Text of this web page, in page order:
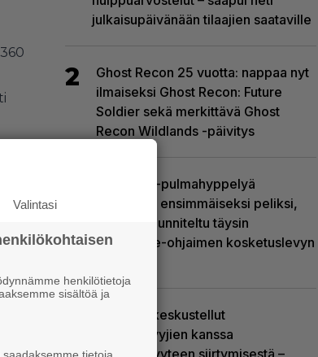
julkaisupäivänään tilaajien saataville
2
Ghost Recon 25 vuotta: nappaa nyt
ilmaiseksi Ghost Recon: Future
Soldier sekä merkittävä Ghost
Recon Wildlands -päivitys
Uutta PS5-pulmahyppelyä
kuvaillaan ensimmäiseksi peliksi,
joka on suunniteltu täysin
DualSense-ohjaimen kosketuslevyn
Sony on keskustellut
jälleenmyyjien kanssa
levyttömyyteen siirtymisestä –
Valintasi
henkilötietoja
sisältöä ja